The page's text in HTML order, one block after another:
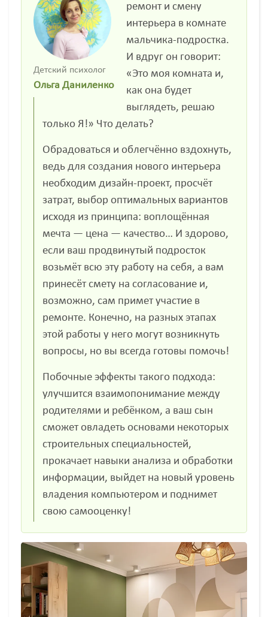
Детский психолог
Ольга Даниленко
ремонт и смену
интерьера в комнате
мальчика-подростка.
И вдруг он говорит:
«Это моя комната и,
как она будет
выглядеть, решаю
только Я!» Что делать?
Обрадоваться и облегчённо вздохнуть,
ведь для создания нового интерьера
необходим дизайн-проект, просчёт
затрат, выбор оптимальных вариантов
исходя из принципа: воплощённая
мечта — цена — качество… И здорово,
если ваш продвинутый подросток
возьмёт всю эту работу на себя, а вам
принесёт смету на согласование и,
возможно, сам примет участие в
ремонте. Конечно, на разных этапах
этой работы у него могут возникнуть
вопросы, но вы всегда готовы помочь!
Побочные эффекты такого подхода:
улучшится взаимопонимание между
родителями и ребёнком, а ваш сын
сможет овладеть основами некоторых
строительных специальностей,
прокачает навыки анализа и обработки
информации, выйдет на новый уровень
владения компьютером и поднимет
свою самооценку!